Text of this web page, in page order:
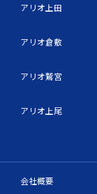
アリオ上田
アリオ倉敷
アリオ鷲宮
アリオ上尾
会社概要